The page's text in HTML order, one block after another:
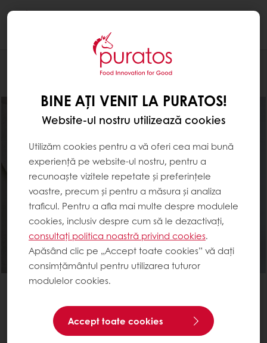
Purasauer Rye
Jerrycan 10 l
BINE AȚI VENIT LA PURATOS!
Website-ul nostru utilizează cookies
Utilizăm cookies pentru a vă oferi cea mai bună
experiență pe website-ul nostru, pentru a
recunoaște vizitele repetate și preferințele
voastre, precum și pentru a măsura și analiza
traficul. Pentru a afla mai multe despre modulele
cookies, inclusiv despre cum să le dezactivați,
consultați politica noastră privind cookies.
Apăsând clic pe „Accept toate cookies” vă dați
consimțământul pentru utilizarea tuturor
modulelor cookies.
Accept toate cookies